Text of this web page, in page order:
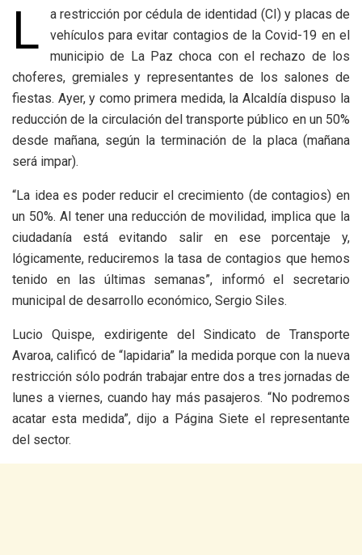
L
a restricción por cédula de identidad (CI) y placas de
vehículos para evitar contagios de la Covid-19 en el
municipio de La Paz choca con el rechazo de los
choferes, gremiales y representantes de los salones de
fiestas. Ayer, y como primera medida, la Alcaldía dispuso la
reducción de la circulación del transporte público en un 50%
desde mañana, según la terminación de la placa (mañana
será impar).
“La idea es poder reducir el crecimiento (de contagios) en
un 50%. Al tener una reducción de movilidad, implica que la
ciudadanía está evitando salir en ese porcentaje y,
lógicamente, reduciremos la tasa de contagios que hemos
tenido en las últimas semanas”, informó el secretario
municipal de desarrollo económico, Sergio Siles.
Lucio Quispe, exdirigente del Sindicato de Transporte
Avaroa, calificó de “lapidaria” la medida porque con la nueva
restricción sólo podrán trabajar entre dos a tres jornadas de
lunes a viernes, cuando hay más pasajeros. “No podremos
acatar esta medida”, dijo a Página Siete el representante
del sector.